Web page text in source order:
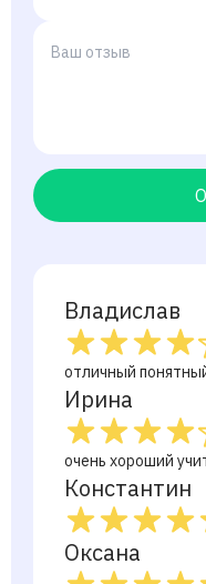
Владислав
отличный
Ирина
очень хороший
Константин
Оксана